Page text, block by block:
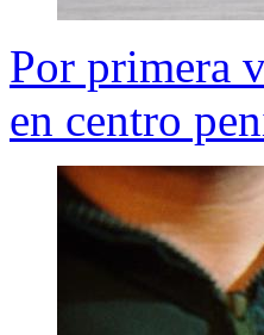
Por primera
en centro